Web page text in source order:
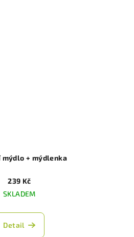
mýdlo + mýdlenka
239 Kč
SKLADEM
Detail